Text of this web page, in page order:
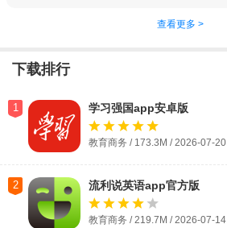
查看更多 >
下载排行
1 学习强国app安卓版
教育商务 / 173.3M / 2026-07-20
2 流利说英语app官方版
教育商务 / 219.7M / 2026-07-14